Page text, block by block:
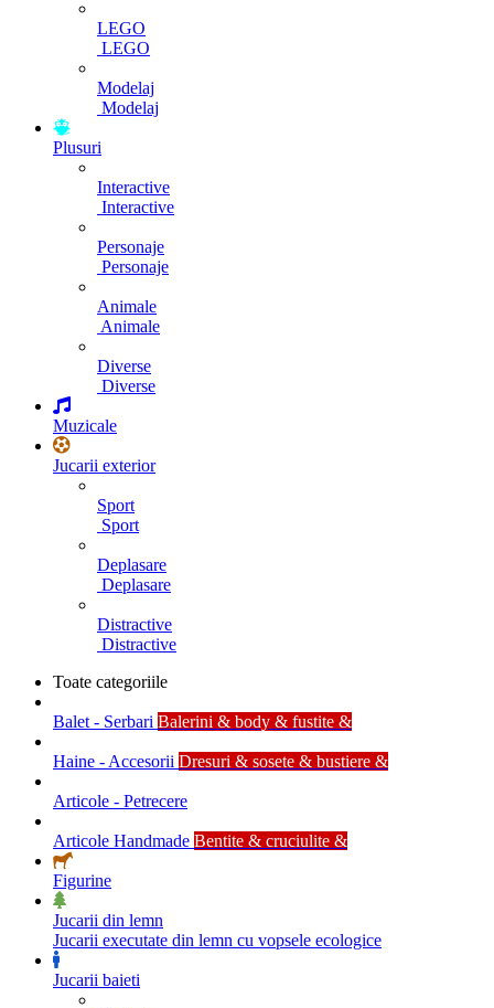
LEGO
LEGO
Modelaj
Modelaj
Plusuri
Interactive
Interactive
Personaje
Personaje
Animale
Animale
Diverse
Diverse
Muzicale
Jucarii exterior
Sport
Sport
Deplasare
Deplasare
Distractive
Distractive
Toate categoriile
Balet - Serbari Balerini & body & fustite &
Haine - Accesorii Dresuri & sosete & bustiere &
Articole - Petrecere
Articole Handmade Bentite & cruciulite &
Figurine
Jucarii din lemn
Jucarii executate din lemn cu vopsele ecologice
Jucarii baieti